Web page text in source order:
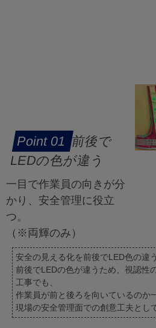
前後で
LEDの色が違う
一目で作業員の向きが分
かり、安全管理に役立
つ。
（※両輝のみ）
安全の見える化を前後でLED色の違
前後でLEDの色が違うため、視認性
工事でも、
作業員が前と後ろを向いているのか
現場の安全管理面での創意工夫とし